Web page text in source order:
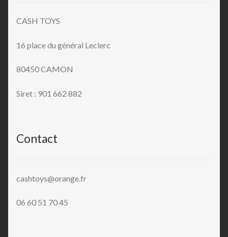
CASH TOYS
16 place du général Leclerc
80450 CAMON
Siret : 901 662 882
Contact
cashtoys@orange.fr
06 60 51 70 45